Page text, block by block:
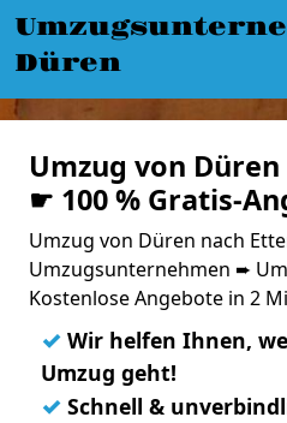
Düren
Umzug von
☛ 100 % Gratis-
Umzug von Düren nach
Umzugsunternehmen ➨
Kostenlose Angebote in 2
✓ Wir helfen Ihnen,
Umzug geht!
✓ Schnell &